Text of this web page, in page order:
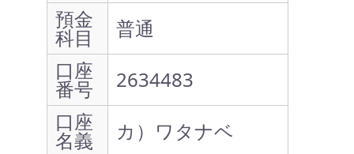
預金
科目
普通
口座
番号
2634483
口座
名義
カ）ワタナベ